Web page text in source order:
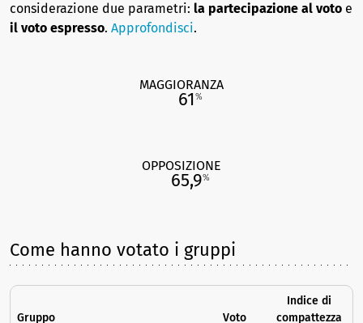
considerazione due parametri: la partecipazione al voto e
il voto espresso. Approfondisci.
MAGGIORANZA
61%
OPPOSIZIONE
65,9%
Come hanno votato i gruppi
Gruppo Voto
Indice di
compattezza